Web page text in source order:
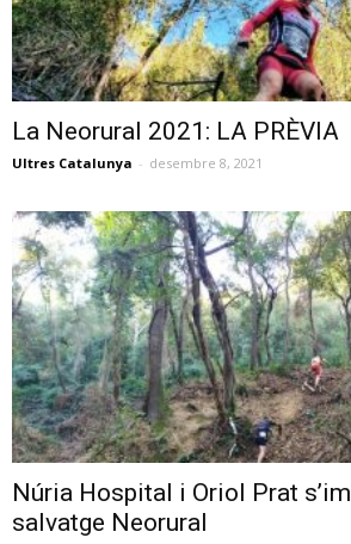
La Neorural 2021: LA PRÈVIA
Ultres Catalunya - desembre 8, 2021
Núria Hospital i Oriol Prat
salvatge Neorural